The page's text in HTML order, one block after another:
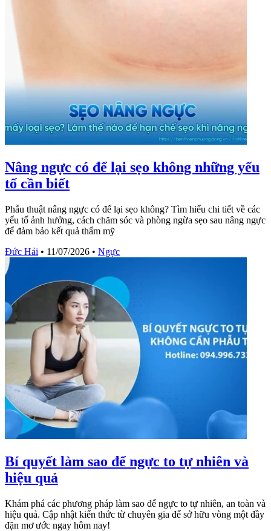
Nâng ngực có để lại sẹo không những yếu
tố cần biết
Phẫu thuật nâng ngực có để lại sẹo không? Tìm hiểu chi tiết về các
yếu tố ảnh hưởng, cách chăm sóc và phòng ngừa sẹo sau nâng ngực
để đảm bảo kết quả thẩm mỹ
Đức Hải • 11/07/2026 • Ngực
Bí quyết làm sao để ngực to tự nhiên và
hiệu quả
Khám phá các phương pháp làm sao để ngực to tự nhiên, an toàn và
hiệu quả. Cập nhật kiến thức từ chuyên gia để sở hữu vòng một đầy
đặn mơ ước ngay hôm nay!